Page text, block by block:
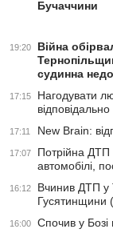
Бучаччини
19:20
Війна
судинна
17:15
Нагодувати
відповідально
17:11 New Brain:
17:07
Потрійна ДТП
автомобілі,
16:12
Вчинив ДТП у
Гусятинщини
16:00 Спочив у Бозі